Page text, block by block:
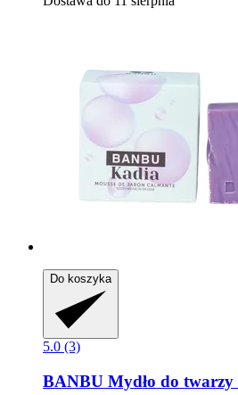
Do koszyka
5.0 (3)
BANBU Mydło do